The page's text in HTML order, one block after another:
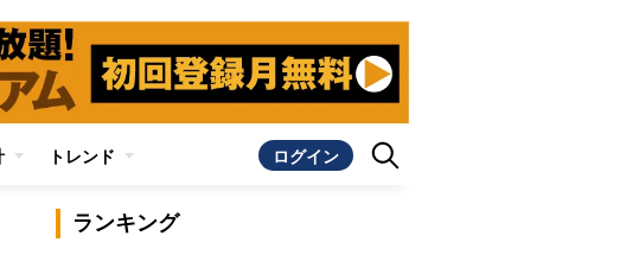
トレンド ログイン
ランキング